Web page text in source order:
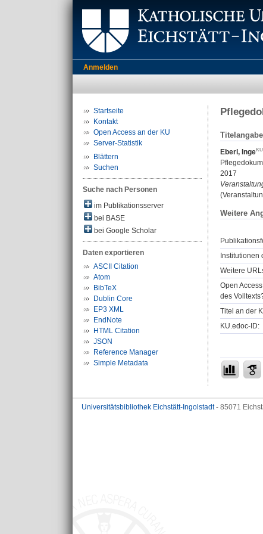
Anmelden
Startseite
Kontakt
Open Access an der KU
Server-Statistik
Blättern
Suchen
Suche nach Personen
im Publikationsserver
bei BASE
bei Google Scholar
Daten exportieren
ASCII Citation
Atom
BibTeX
Dublin Core
EP3 XML
EndNote
HTML Citation
JSON
Reference Manager
Simple Metadata
Eberl, Inge
2017
Weitere
Institutionen
Weitere
Open
des
Titel an der
KU.edoc-ID:
Universitätsbibliothek Eichstätt-Ingolstadt- 85071